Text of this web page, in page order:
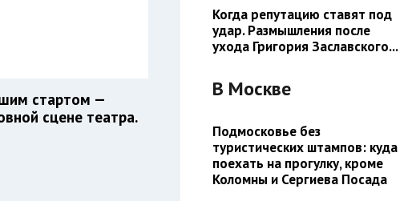
стартом —
сцене театра.
Когда репутацию ставят под
удар. Размышления после
ухода Григория Заславского...
В Москве
Подмосковье без
туристических штампов: куда
поехать на прогулку, кроме
Коломны и Сергиева Посада